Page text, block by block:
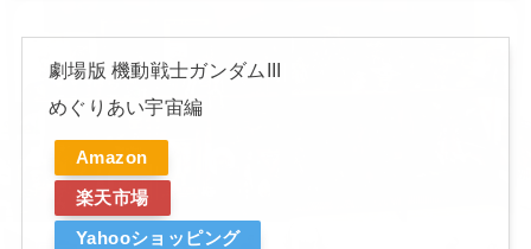
劇場版 機動戦士ガンダムIII
めぐりあい宇宙編
Amazon
楽天市場
Yahooショッピング